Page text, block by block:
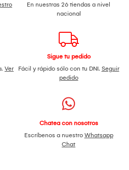
En nuestras 26 tiendas a nivel
nacional
Ver
Sigue tu pedido
Fácil y rápido sólo con tu DNI. Seguir
pedido
Chatea con nosotros
Escríbenos a nuestro Whatsapp
Chat